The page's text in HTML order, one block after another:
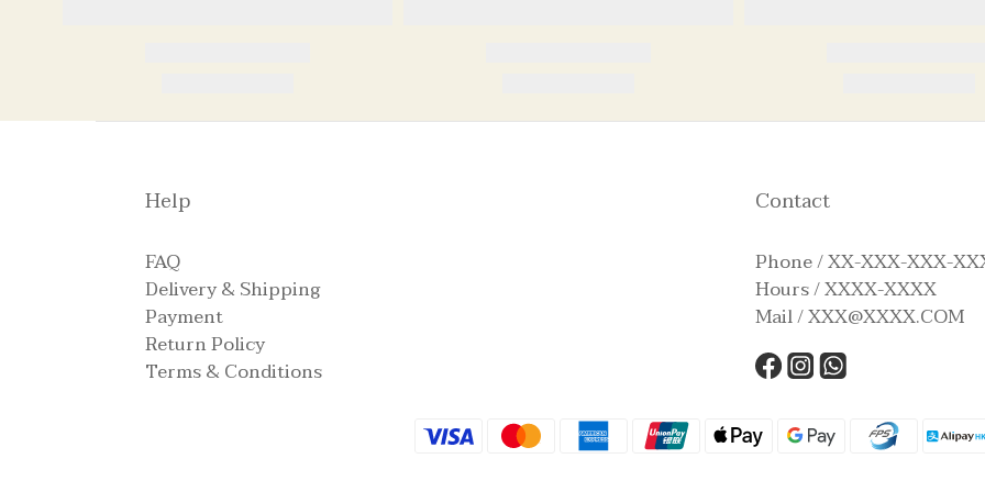
Help
FAQ
Delivery & Shipping
Payment
Return Policy
Terms & Conditions
Contact
Phone / XX-XXX-XXX-
Hours / XXXX-XXXX
Mail / XXX@XXXX.COM